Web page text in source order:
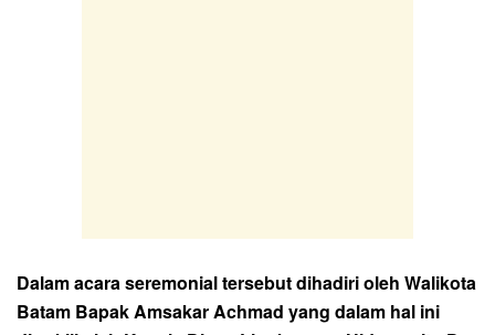
Dalam acara seremonial tersebut dihadiri oleh Walikota
Batam Bapak Amsakar Achmad yang dalam hal ini